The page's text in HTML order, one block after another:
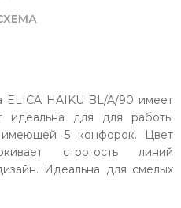
ELICA HAIKU BL/A/90 имеет
для для работы
имеющей 5 конфорок. Цвет
строгость линий
Идеальна для смелых